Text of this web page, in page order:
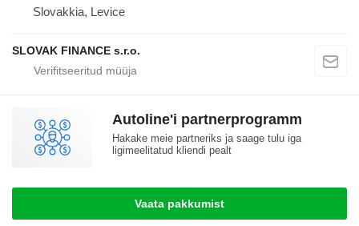
Slovakkia, Levice
SLOVAK FINANCE s.r.o.
Autoline'i partnerprogramm
Hakake meie partneriks ja saage tulu iga
ligimeelitatud kliendi pealt
Vaata pakkumist